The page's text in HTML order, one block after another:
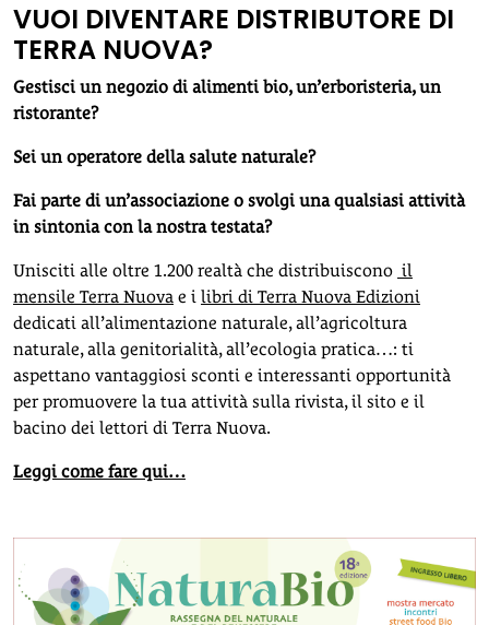
VUOI DIVENTARE DISTRIBUTORE DI
TERRA NUOVA?
Gestisci un negozio di alimenti bio, un’erboristeria, un
ristorante?
Sei un operatore della salute naturale?
Fai parte di un’associazione o svolgi una qualsiasi attività
in sintonia con la nostra testata?
Unisciti alle oltre 1.200 realtà che distribuiscono il
mensile Terra Nuova e i libri di Terra Nuova Edizioni
dedicati all’alimentazione naturale, all’agricoltura
naturale, alla genitorialità, all’ecologia pratica…: ti
aspettano vantaggiosi sconti e interessanti opportunità
per promuovere la tua attività sulla rivista, il sito e il
bacino dei lettori di Terra Nuova.
Leggi come fare qui…